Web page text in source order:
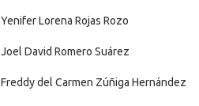
Yenifer Lorena Rojas Rozo
Joel David Romero Suárez
Freddy del Carmen Zúñiga Hernández